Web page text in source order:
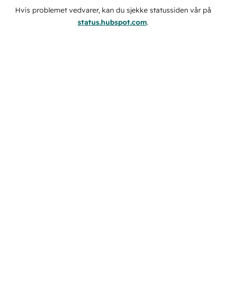
Hvis problemet vedvarer, kan du sjekke statussiden vår på
status.hubspot.com.